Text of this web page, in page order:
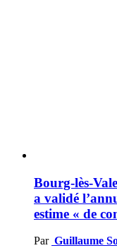
Bourg-lès-
a validé
estime « de
Par Guillaume